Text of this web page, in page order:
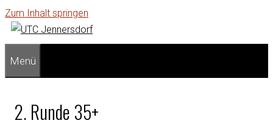
Zum Inhalt springen
Menü
2. Runde 35+